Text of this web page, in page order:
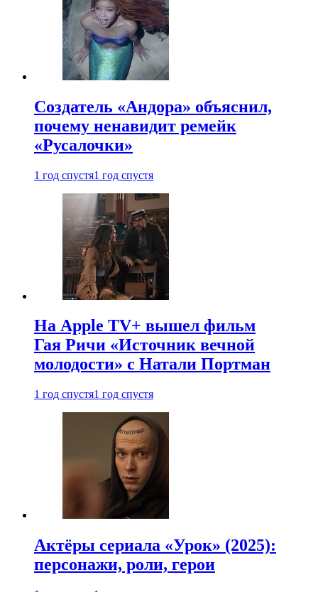
Создатель «Андора» объяснил,
почему ненавидит ремейк
«Русалочки»
1 год спустя1 год спустя
На Apple TV+ вышел фильм
Гая Ричи «Источник вечной
молодости» с Натали Портман
1 год спустя1 год спустя
Актёры сериала «Урок» (2025):
персонажи, роли, герои